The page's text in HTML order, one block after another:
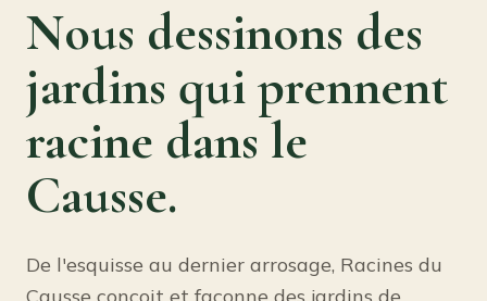
Nous dessinons des
jardins qui prennent
racine dans le
Causse.
De l'esquisse au dernier arrosage, Racines du